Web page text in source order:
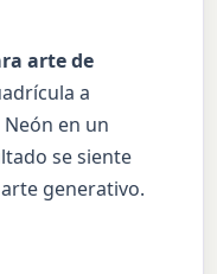
arte de
a
en un
se siente
generativo.